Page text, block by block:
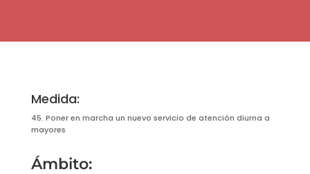
Medida:
45. Poner en marcha un nuevo servicio de atención diurna a
mayores
Ámbito: